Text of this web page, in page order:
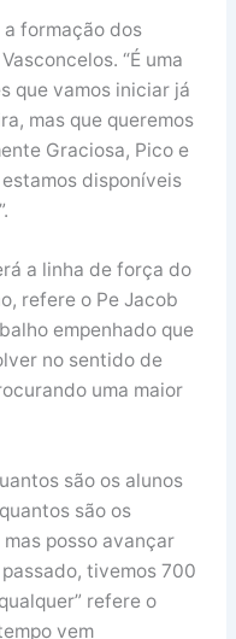
a formação dos
“É uma
que vamos iniciar já
mas que queremos
Graciosa, Pico e
disponíveis
a linha de força do
refere o Pe Jacob
empenhado que
no sentido de
uma maior
são os alunos
são os
posso avançar
tivemos 700
refere o
vem